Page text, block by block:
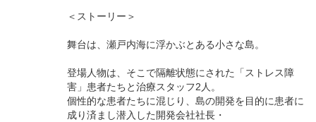
＜ストーリー＞
舞台は、瀬戸内海に浮かぶとある小さな島。
登場人物は、そこで隔離状態にされた「ストレス障
害」患者たちと治療スタッフ2人。
個性的な患者たちに混じり、島の開発を目的に患者に
成り済まし潜入した開発会社社長・